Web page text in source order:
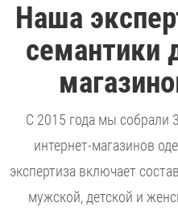
Наша
семантики
С 2015 года мы собрали
интернет-магазинов
экспертиза включает
мужской, детской и